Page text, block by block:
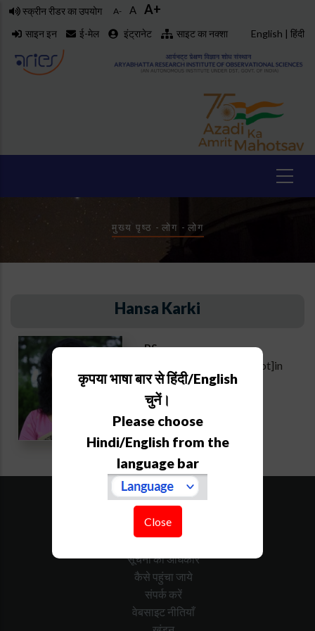
Skip
content
स्क्रीन रीडर का उपयोग A- A A+
साइन इन ई-मेल इंट्रानेट साइट का नक्शा English | हिंदी
Breadcrumb
मुख्य पृष्ठ - लोग - लोग
Hansa Karki
PS
hansa[at]aries[dot]res[dot]in
Extension :721
Personal webpage
कृपया भाषा बार से हिंदी/English
चुनें।
Please choose
Hindi/English from the
language bar
Close
साइट का नक्शा
डाउनलोड
निविदा
सरकारी कैलेंडर
सूचना का अधिकार
कैसे पहुंचा जाये
संपर्क करें
वेबसाइट नीतियाँ